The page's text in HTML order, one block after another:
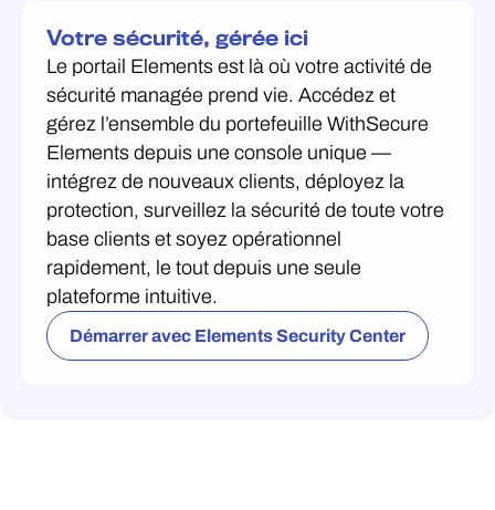
Votre sécurité, gérée ici
Le portail Elements est là où votre activité de
sécurité managée prend vie. Accédez et
gérez l’ensemble du portefeuille WithSecure
Elements depuis une console unique —
intégrez de nouveaux clients, déployez la
protection, surveillez la sécurité de toute votre
base clients et soyez opérationnel
rapidement, le tout depuis une seule
plateforme intuitive.
Démarrer avec Elements Security Center